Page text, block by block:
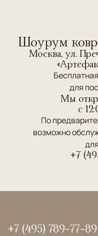
Шоурум
Москва, ул.
для
Мы
c
По
возможно
+7
+7 (495) 789-77-89